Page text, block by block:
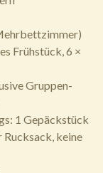
Frühstück, 6 ×
Gruppen-
1 Gepäckstück
keine